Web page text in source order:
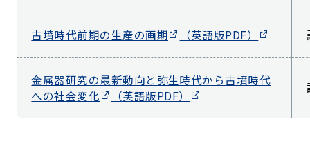
古墳時代前期の生産の画期 （英語版PDF）
金属器研究の最新動向と弥生時代から古墳時代
への社会変化
（英語版PDF）